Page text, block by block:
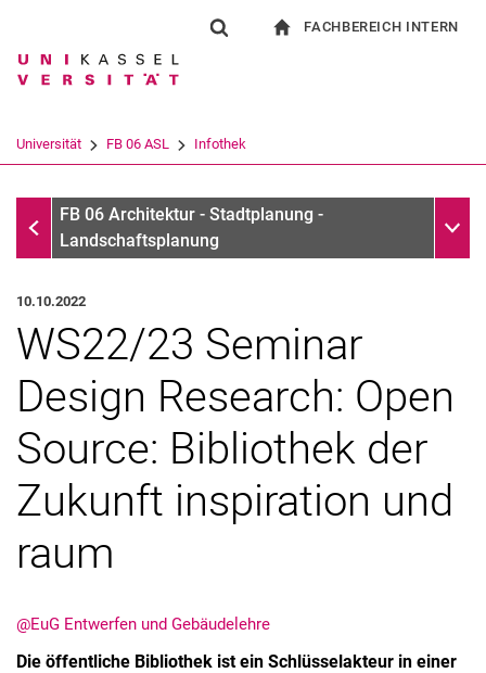
Springe direkt zu: Inhalt
Springe direkt zu: Suche
Springe direkt zu:
Suchbegriff
Suchen (öffnet externen Link in einem
FACHBEREICH INTERN
Universität FB 06 ASL Infothek
InfothekFB 06 Architektur - Stadtplanung -
Landschaftsplanung
10.10.2022
WS22/23 Seminar
Design Research: Open
Source: Bibliothek der
Zukunft inspiration und
raum
@EuG Entwerfen und Gebäudelehre
Die öffentliche Bibliothek ist ein Schlüsselakteur in einer